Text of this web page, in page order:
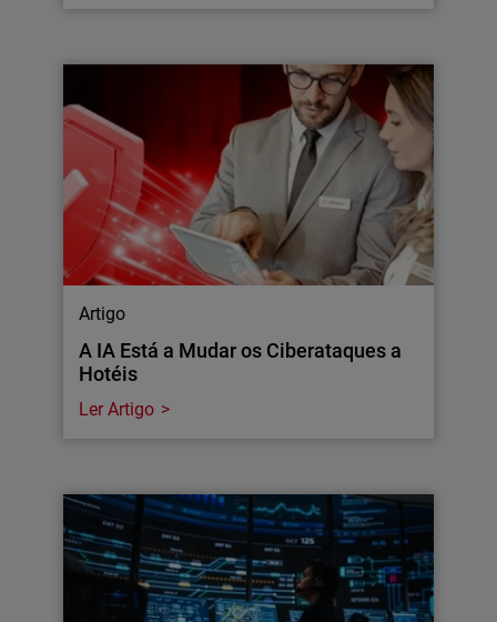
Artigo
A IA Está a Mudar os Ciberataques a
Hotéis
Ler Artigo